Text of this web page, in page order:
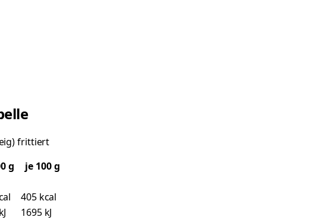
frittiert
g
je 100 g
405 kcal
1695 kJ